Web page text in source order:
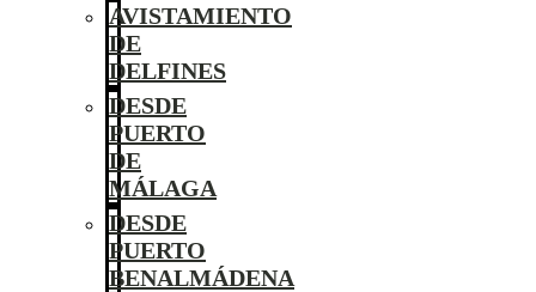
AVISTAMIENTO
DE
DELFINES
DESDE
PUERTO
DE
MÁLAGA
DESDE
PUERTO
BENALMÁDENA